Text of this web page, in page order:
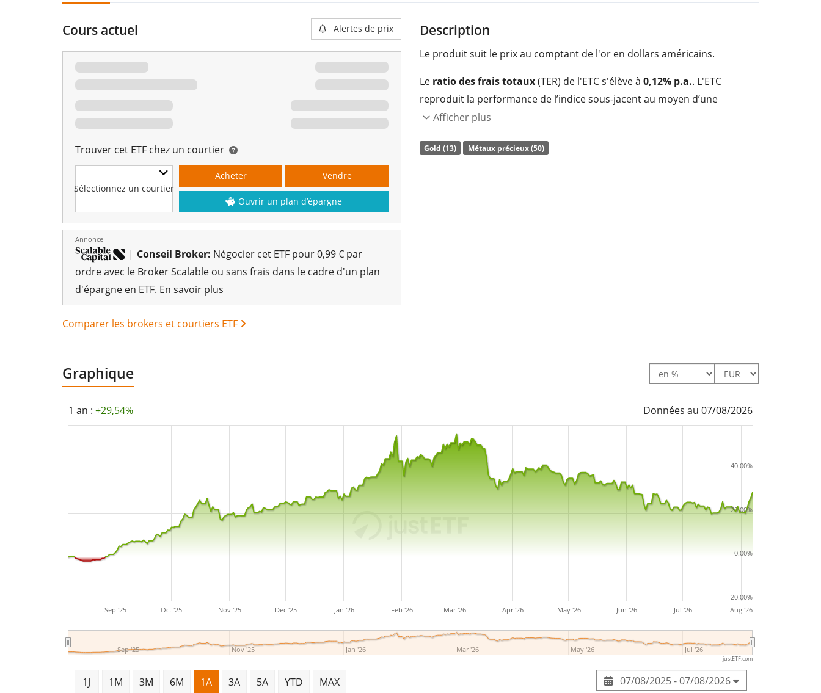
Cours actuel Alertes de prix
Trouver cet ETF chez un courtier
Sélectionnez un courtier
Acheter Vendre
Ouvrir un plan d’épargne
Annonce
| Conseil Broker: Négocier cet ETF pour 0,99 € par
ordre avec le Broker Scalable ou sans frais dans le cadre d'un plan
d'épargne en ETF. En savoir plus
Comparer les brokers et courtiers ETF
Description
Le produit suit le prix au comptant de l'or en dollars américains.
Le ratio des frais totaux(TER) de l'ETC s'élève à 0,12% p.a.. L'ETC
reproduit la performance de l’indice sous-jacent au moyen d’une
obligation adossée à des actifs qui est garantie par la
Afficher plus
Gold (13) Métaux précieux (50)
Graphique
1 an : +29,54% Données au 07/08/2026
Sep '25 Oct '25 Nov '25 Dec '25 Jan '26 Feb '26 Mar '26 Apr '26 May '26 Jun '26 Jul '26 Aug '26
Sep '25 Nov '25 Jan '26 Mar '26 May '26 Jul '26
-20.00%
0.00%
20.00%
40.00%
justETF.com
1J 1M 3M 6M 1A 3A 5A YTD MAX 07/08/2025 - 07/08/2026